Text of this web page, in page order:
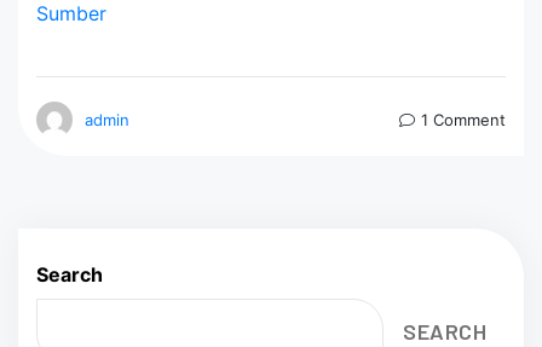
Sumber
admin 1 Comment
Search
SEARCH